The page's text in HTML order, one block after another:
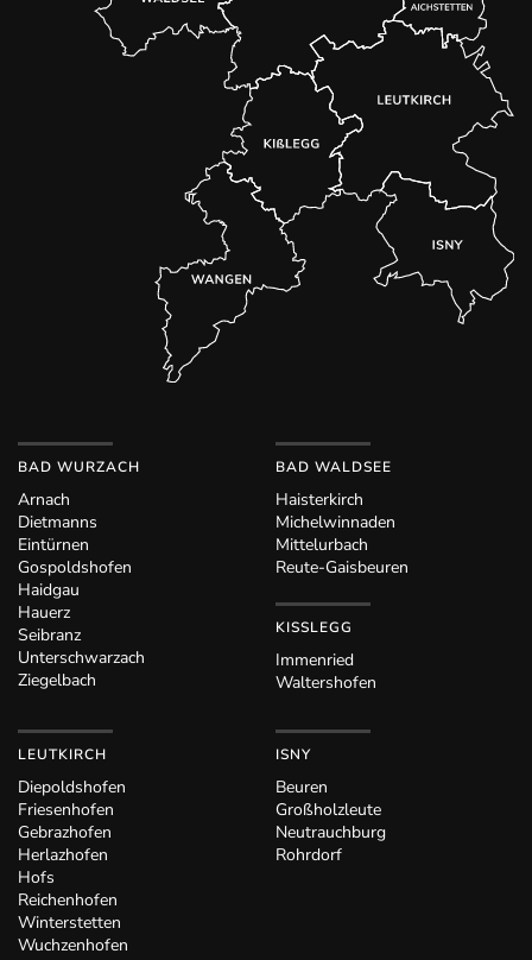
BAD WURZACH
Arnach
Dietmanns
Eintürnen
Gospoldshofen
Haidgau
Hauerz
Seibranz
Unterschwarzach
Ziegelbach
BAD WALDSEE
Haisterkirch
Michelwinnaden
Mittelurbach
Reute-Gaisbeuren
KISSLEGG
Immenried
Waltershofen
LEUTKIRCH
Diepoldshofen
Friesenhofen
Gebrazhofen
Herlazhofen
Hofs
Reichenhofen
Winterstetten
Wuchzenhofen
ISNY
Beuren
Großholzleute
Neutrauchburg
Rohrdorf